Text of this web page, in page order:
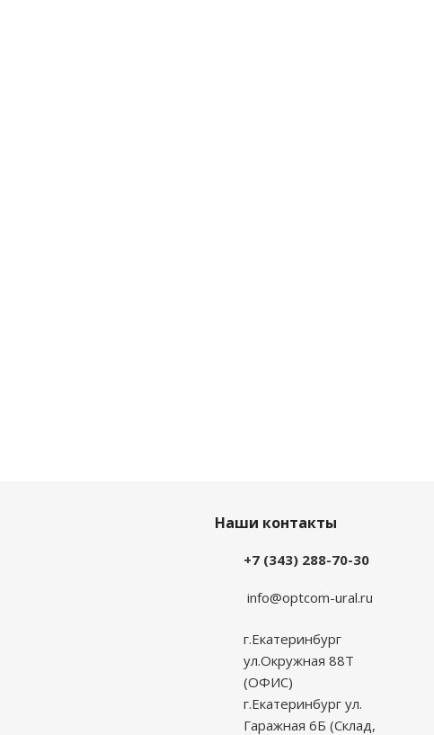
Наши контакты
+7 (343) 288-70-30
info@optcom-ural.ru
г.Екатеринбург
ул.Окружная 88Т
(ОФИС)
г.Екатеринбург ул.
Гаражная 6Б (Склад,